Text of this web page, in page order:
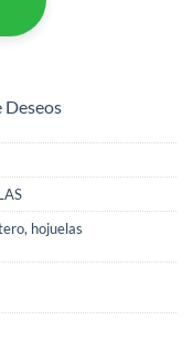
Deseos
, hojuelas